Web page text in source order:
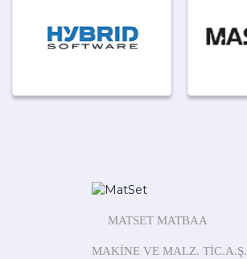
MATSET MATBAA
MAKİNE VE MALZ. TİC.A.Ş.